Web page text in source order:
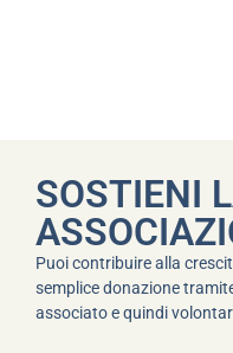
SOSTIENI
Puoi contribuire alla
semplice donazione
associato e quindi